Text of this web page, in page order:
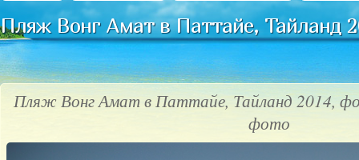
Пляж Вонг Амат в Паттайе, Тайланд
Пляж Вонг Амат в Паттайе, Тайланд 2014,
фото